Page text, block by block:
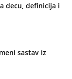
decu, definicija i
sastav iz